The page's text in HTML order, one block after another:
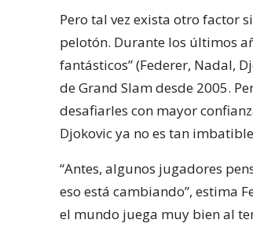
Pero tal vez exista otro factor
pelotón. Durante los últimos
fantásticos” (Federer, Nadal,
de Grand Slam desde 2005.
desafiarles con mayor
Djokovic ya no es tan
“Antes, algunos jugadores
eso está cambiando”, estima
el mundo juega muy bien al